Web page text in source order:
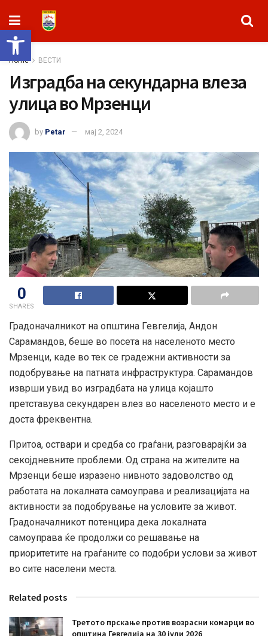
Open toolbar
Home ВЕСТИ
Изградба на секундарна влеза
улица во Мрзенци
by Petar мај 2, 2024
0
SHARES
Градоначалникот на општина Гевгелија, Андон
Сарамандов, беше во посета на населеното место
Мрзенци, каде во тек се градежни активности за
подобрување на патната инфраструктура. Сарамандов
изврши увид во изградбата на улица којашто
претставува секундарен влез во населеното место и е
доста фреквентна.
Притоа, оствари и средба со граѓани, разговарајќи за
секојдневните проблеми. Од страна на жителите на
Мрзенци беше изразено нивното задоволство од
работата на локалната самоуправа и реализацијата на
активности за подобрување на условите за живот.
Градоначалникот потенцира дека локалната
самоуправа ќе продолжи со решавање на
приоритетите на граѓаните со подобри услови за живот
во сите населени места.
Related posts
Третото прскање против возрасни комарци во
општина Гевгелија на 30 јули 2026